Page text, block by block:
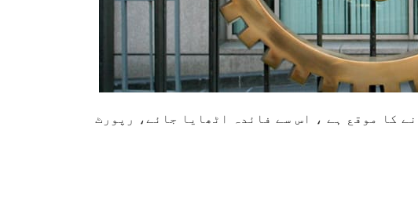
کا موقع ہے ، اس سے فائدہ اٹھایا جائے، رپورٹ